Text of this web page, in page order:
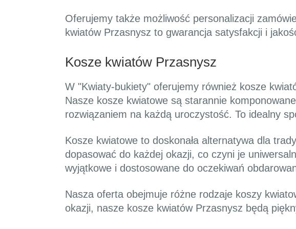
Oferujemy także możliwość personalizacji
kwiatów Przasnysz to gwarancja satysfakcji i
Kosze kwiatów Przasnysz
W "Kwiaty-bukiety" oferujemy również kosze
Nasze kosze kwiatowe są starannie
rozwiązaniem na każdą uroczystość. To idealny
Kosze kwiatowe to doskonała alternatywa dla
dopasować do każdej okazji, co czyni je
wyjątkowe i dostosowane do oczekiwań
Nasza oferta obejmuje różne rodzaje koszy
okazji, nasze kosze kwiatów Przasnysz będą